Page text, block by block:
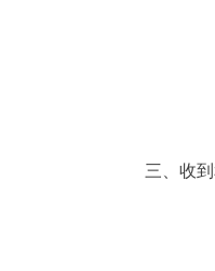
三、收